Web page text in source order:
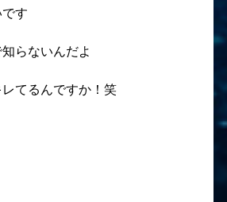
す
らないんだよ
てるんですか！笑